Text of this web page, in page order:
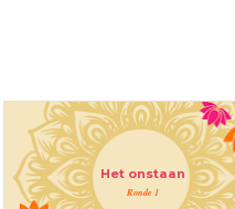
Het onstaan
Ronde 1